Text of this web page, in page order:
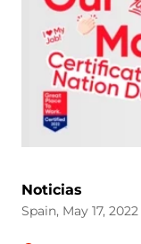
Noticias
Spain, May 17, 2022